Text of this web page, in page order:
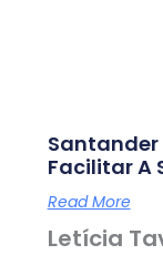
Santander
Facilitar A
Read More
Letícia